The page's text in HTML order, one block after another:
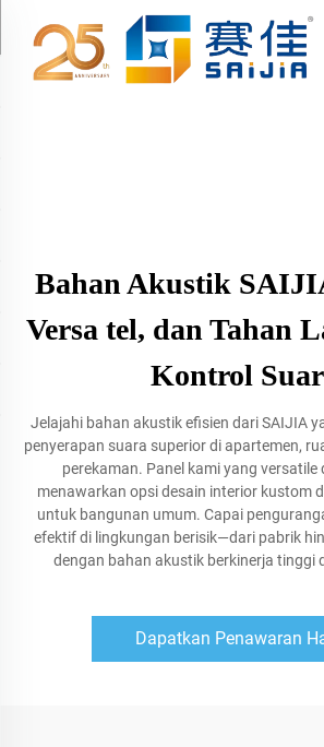
Bahan Akustik
Versa tel, dan Tahan
Kontrol
Jelajahi bahan akustik efisien dari SAIJIA
penyerapan suara superior di apartemen,
perekaman. Panel kami yang versatile
menawarkan opsi desain interior kustom
untuk bangunan umum. Capai
efektif di lingkungan berisik—dari pabrik
dengan bahan akustik berkinerja tinggi
Dapatkan Penawaran